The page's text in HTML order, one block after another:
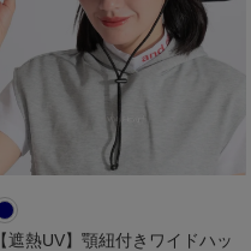
【遮熱UV】顎紐付きワイドハッ